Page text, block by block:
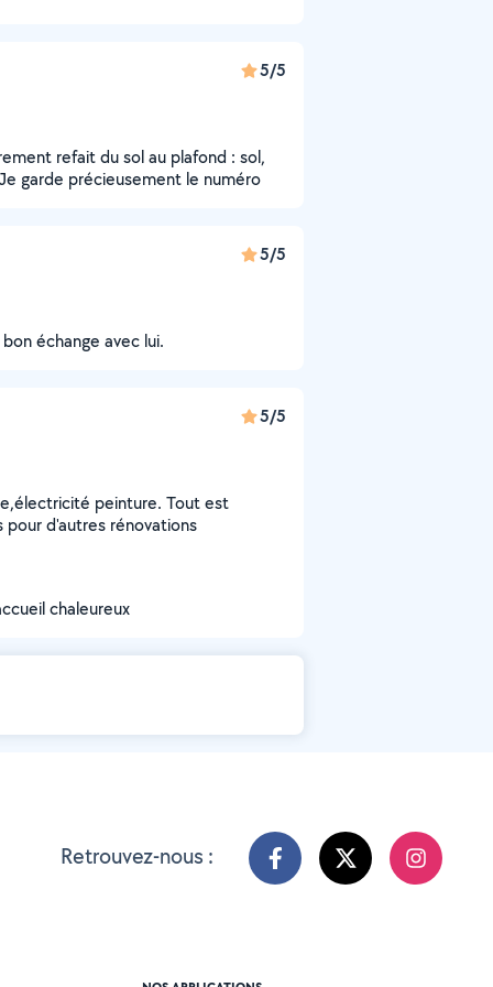
5/5
refait du sol au plafond : sol,
garde précieusement le numéro
5/5
échange avec lui.
5/5
peinture. Tout est
d'autres rénovations
chaleureux
Retrouvez-nous :